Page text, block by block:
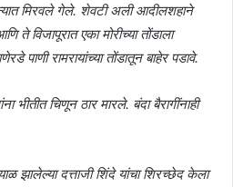
मिरवले गेले. शेवटी अली आदीलशहाने
विजापूरात एका मोरीच्या तोंडाला
पाणी रामरायांच्या तोंडातून बाहेर पडावे.
भीतीत चिणून ठार मारले. बंदा बैरागींनाही
झालेल्या दत्ताजी शिंदे यांचा शिरच्छेद केला